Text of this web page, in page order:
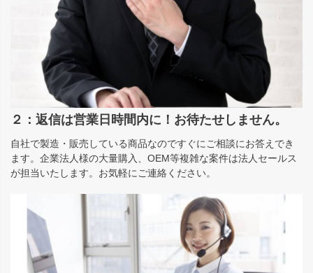
２：返信は営業日時間内に！お待たせしません。
自社で製造・販売している商品なのですぐにご相談にお答えでき
ます。企業法人様の大量購入、OEM等複雑な案件は法人セールス
が担当いたします。お気軽にご連絡ください。